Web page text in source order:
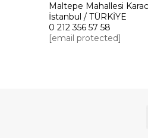
Maltepe Mahallesi
İstanbul / TÜRKİYE
0 212 356 57 58
[email protected]